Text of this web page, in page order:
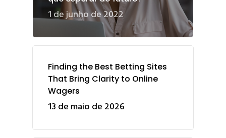
1 de junho de 2022
Finding the Best Betting Sites
That Bring Clarity to Online
Wagers
13 de maio de 2026